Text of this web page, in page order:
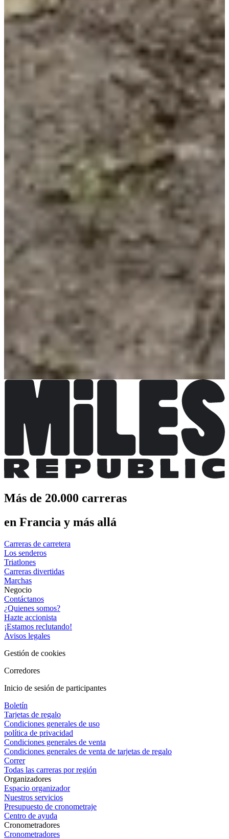
Run En Joie Ver la página de Facebook
Cronometrador
Course nature 16 km Fecha por confirmar
Course nature 10 km Fecha por confirmar
Más información
Course nature 5 km
Más información
Más de 20.000 carreras
en Francia y más allá
Carreras de carretera
Los senderos
Triatlones
Carreras divertidas
Marchas
Negocio
Contáctanos
¿Quienes somos?
Hazte accionista
¡Estamos reclutando!
Avisos legales
Gestión de cookies
Corredores
Inicio de sesión de participantes
Boletín
Tarjetas de regalo
Condiciones generales de uso
política de privacidad
Condiciones generales de venta
Condiciones generales de venta de tarjetas de regalo
Correr
Todas las carreras por región
Organizadores
Espacio organizador
Nuestros servicios
Presupuesto de cronometraje
Centro de ayuda
Cronometradores
Cronometradores